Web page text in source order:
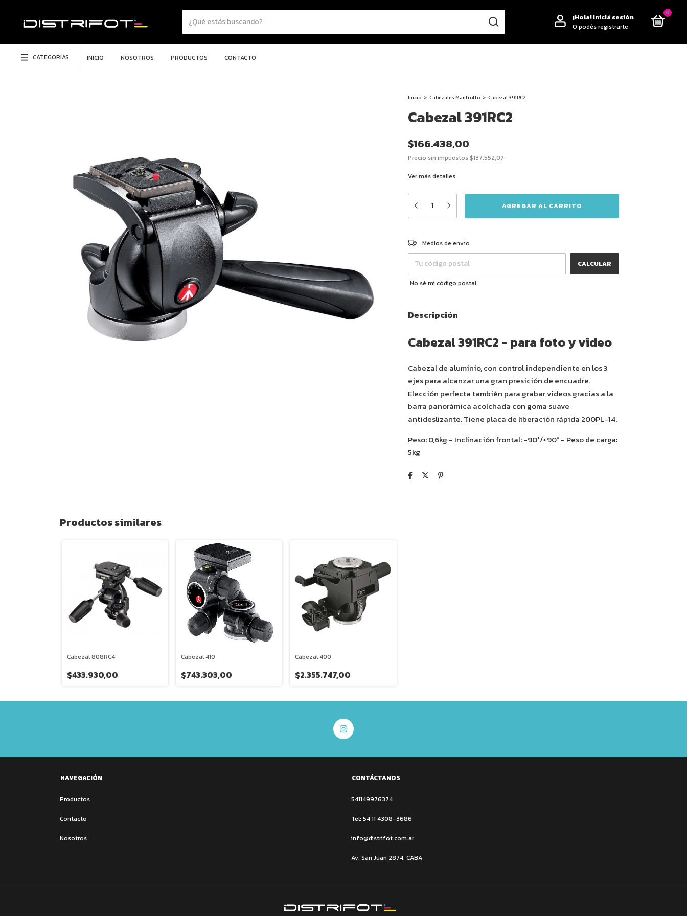
¡Hola!Iniciá sesión
O podés registrarte
0
CATEGORÍAS INICIO NOSOTROS PRODUCTOS CONTACTO
Inicio > Cabezales Manfrotto > Cabezal 391RC2
Cabezal 391RC2
$166.438,00
Precio sin impuestos$137.552,07
Ver más detalles
Entregas para el CP:
Medios de envío
CALCULAR
No sé mi código postal
Descripción
Cabezal 391RC2 - para foto y video
Cabezal de aluminio, con control independiente en los 3
ejes para alcanzar una gran presición de encuadre.
Elección perfecta también para grabar videos gracias a la
barra panorámica acolchada con goma suave
antideslizante. Tiene placa de liberación rápida 200PL-14.
Peso: 0,6kg - Inclinación frontal: -90°/+90° - Peso de carga:
5kg
Productos similares
Cabezal 808RC4
$433.930,00
Cabezal 410
$743.303,00
Cabezal 400
$2.355.747,00
NAVEGACIÓN
Productos
Contacto
Nosotros
CONTÁCTANOS
541149976374
Tel: 54 11 4308-3686
info@distrifot.com.ar
Av. San Juan 2874, CABA